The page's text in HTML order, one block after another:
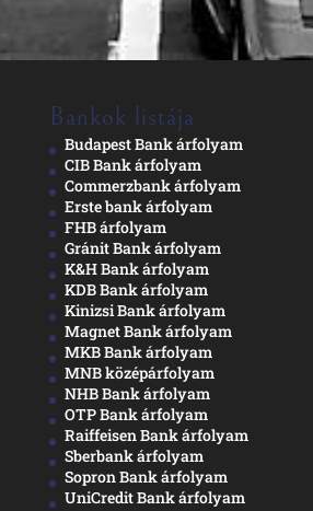
Bankok listája
Budapest Bank árfolyam
CIB Bank árfolyam
Commerzbank árfolyam
Erste bank árfolyam
FHB árfolyam
Gránit Bank árfolyam
K&H Bank árfolyam
KDB Bank árfolyam
Kinizsi Bank árfolyam
Magnet Bank árfolyam
MKB Bank árfolyam
MNB középárfolyam
NHB Bank árfolyam
OTP Bank árfolyam
Raiffeisen Bank árfolyam
Sberbank árfolyam
Sopron Bank árfolyam
UniCredit Bank árfolyam